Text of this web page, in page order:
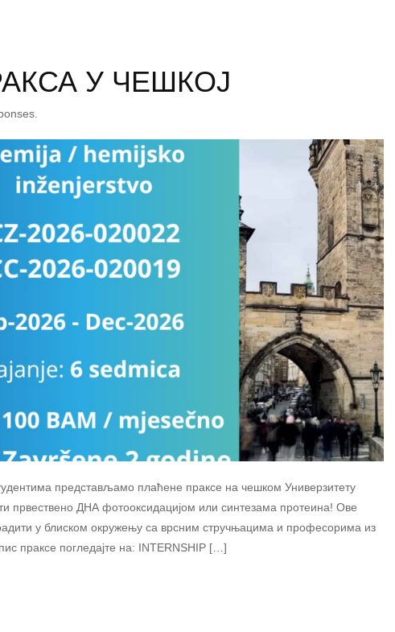
У ЧЕШКОЈ
представљамо плаћене праксе на чешком Универзитету
првествено ДНА фотооксидацијом или синтезама протеина! Ове
у блиском окружењу са врсним стручњацима и професорима из
праксе погледајте на: INTERNSHIP […]